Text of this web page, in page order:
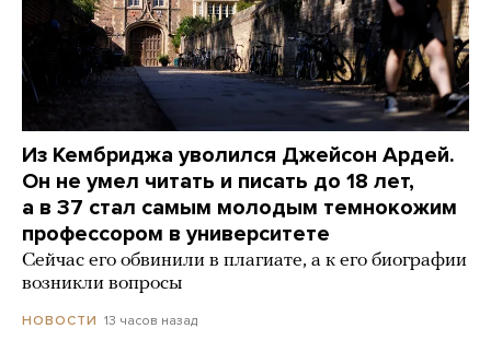
Из Кембриджа уволился Джейсон Ардей.
Он не умел читать и писать до 18 лет,
а в 37 стал самым молодым темнокожим
профессором в университете
Сейчас его обвинили в плагиате, а к его биографии
возникли вопросы
НОВОСТИ 13 часов назад